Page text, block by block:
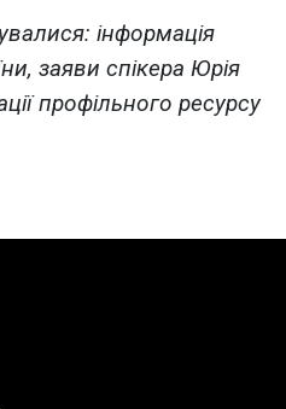
інформація
заяви спікера Юрія
профільного ресурсу